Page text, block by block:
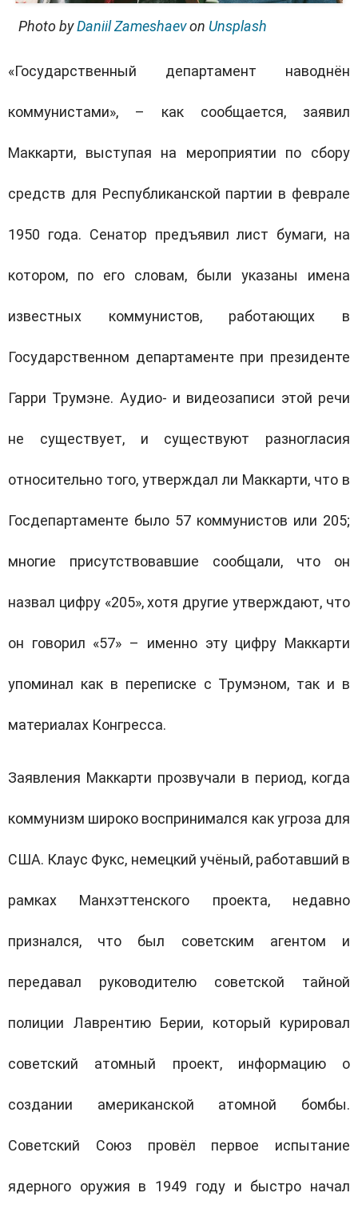
Photo byDaniil Zameshaevon Unsplash
«Государственный департамент наводнён
коммунистами», – как сообщается, заявил
Маккарти, выступая на мероприятии по сбору
средств для Республиканской партии в феврале
1950 года. Сенатор предъявил лист бумаги, на
котором, по его словам, были указаны имена
известных коммунистов, работающих в
Государственном департаменте при президенте
Гарри Трумэне. Аудио- и видеозаписи этой речи
не существует, и существуют разногласия
относительно того, утверждал ли Маккарти, что в
Госдепартаменте было 57 коммунистов или 205;
многие присутствовавшие сообщали, что он
назвал цифру «205», хотя другие утверждают, что
он говорил «57» – именно эту цифру Маккарти
упоминал как в переписке с Трумэном, так и в
материалах Конгресса.
Заявления Маккарти прозвучали в период, когда
коммунизм широко воспринимался как угроза для
США. Клаус Фукс, немецкий учёный, работавший в
рамках Манхэттенского проекта, недавно
признался, что был советским агентом и
передавал руководителю советской тайной
полиции Лаврентию Берии, который курировал
советский атомный проект, информацию о
создании американской атомной бомбы.
Советский Союз провёл первое испытание
ядерного оружия в 1949 году и быстро начал